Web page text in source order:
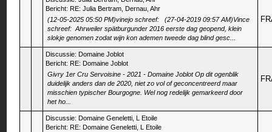
Bericht: RE: Julia Bertram, Dernau, Ahr
(12-05-2025 05:50 PM)vinejo schreef: (27-04-2019 09:57 AM)Vince
schreef: Ahrweiler spätburgunder 2016 eerste dag geopend, klein
slokje genomen zodat wijn kon ademen tweede dag blind gesc...
Discussie: Domaine Joblot
Bericht: RE: Domaine Joblot
Givry 1er Cru Servoisine - 2021 - Domaine Joblot Op dit ogenblik
duidelijk anders dan de 2020, niet zo vol of geconcentreerd maar
misschien typischer Bourgogne. Wel nog redelijk gemarkeerd door
het ho...
Discussie: Domaine Geneletti, L Etoile
Bericht: RE: Domaine Geneletti, L Etoile